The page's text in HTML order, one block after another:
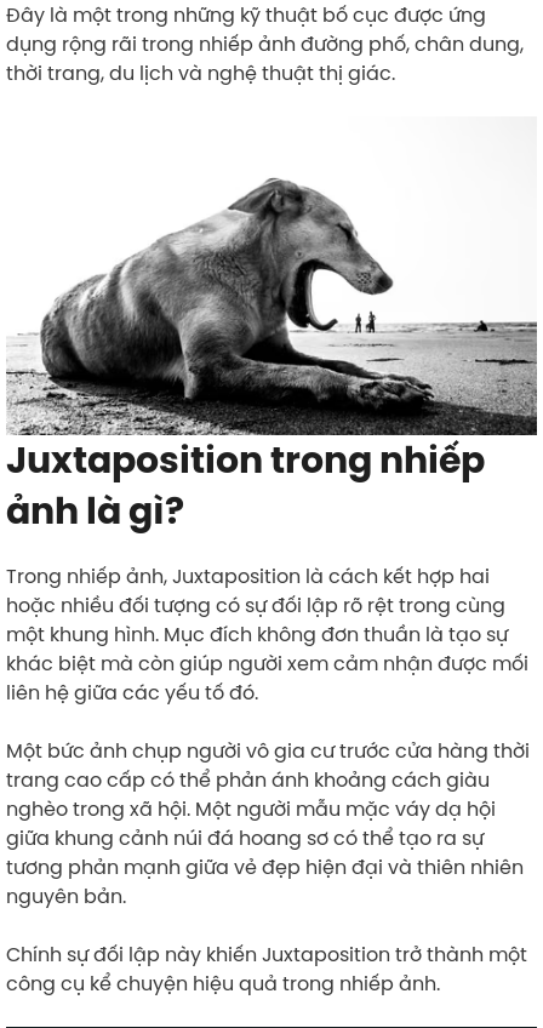
Đây là một trong những kỹ thuật bố cục được ứng
dụng rộng rãi trong nhiếp ảnh đường phố, chân dung,
thời trang, du lịch và nghệ thuật thị giác.
Juxtaposition trong nhiếp
ảnh là gì?
Trong nhiếp ảnh, Juxtaposition là cách kết hợp hai
hoặc nhiều đối tượng có sự đối lập rõ rệt trong cùng
một khung hình. Mục đích không đơn thuần là tạo sự
khác biệt mà còn giúp người xem cảm nhận được mối
liên hệ giữa các yếu tố đó.
Một bức ảnh chụp người vô gia cư trước cửa hàng thời
trang cao cấp có thể phản ánh khoảng cách giàu
nghèo trong xã hội. Một người mẫu mặc váy dạ hội
giữa khung cảnh núi đá hoang sơ có thể tạo ra sự
tương phản mạnh giữa vẻ đẹp hiện đại và thiên nhiên
nguyên bản.
Chính sự đối lập này khiến Juxtaposition trở thành một
công cụ kể chuyện hiệu quả trong nhiếp ảnh.